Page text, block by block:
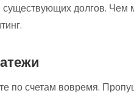
долгов. Чем
по счетам вовремя.